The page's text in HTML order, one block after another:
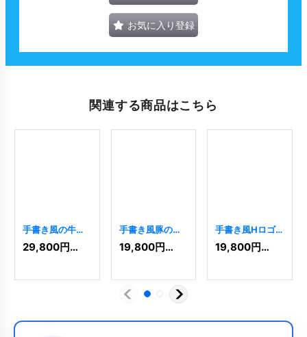
お気に入り登録
関連する商品はこちら
手書き風の牛ロ
ゴ[ 8919]
29,800円(税込)
手書き風豚のロ
ゴ[ 8923]
19,800円(税込)
手書き風Hロゴ
[8016]
19,800円(税込)